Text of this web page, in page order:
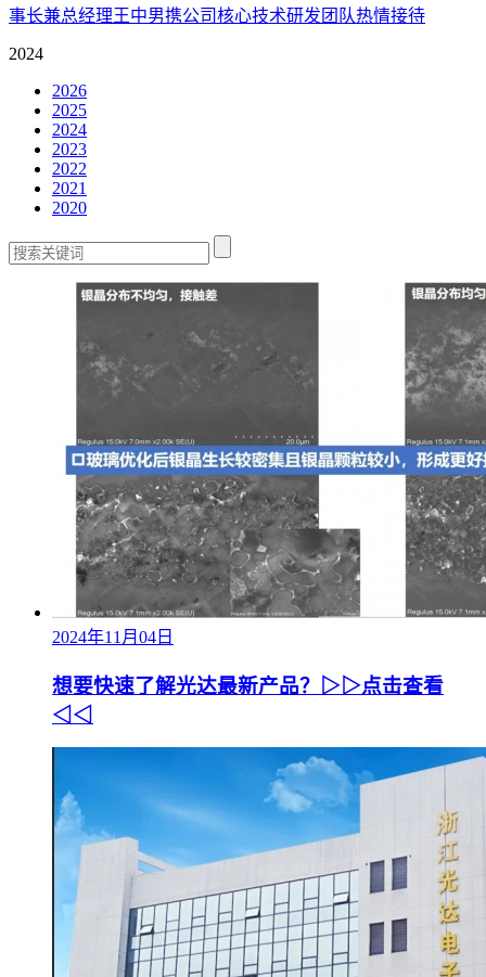
事长兼总经理王中男携公司核心技术研发团队热情接待
2024
2026
2025
2024
2023
2022
2021
2020
2024年11月04日
想要快速了解光达最新产品？▷▷点击查看
◁◁